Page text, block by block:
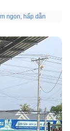
ngon, hấp dẫn